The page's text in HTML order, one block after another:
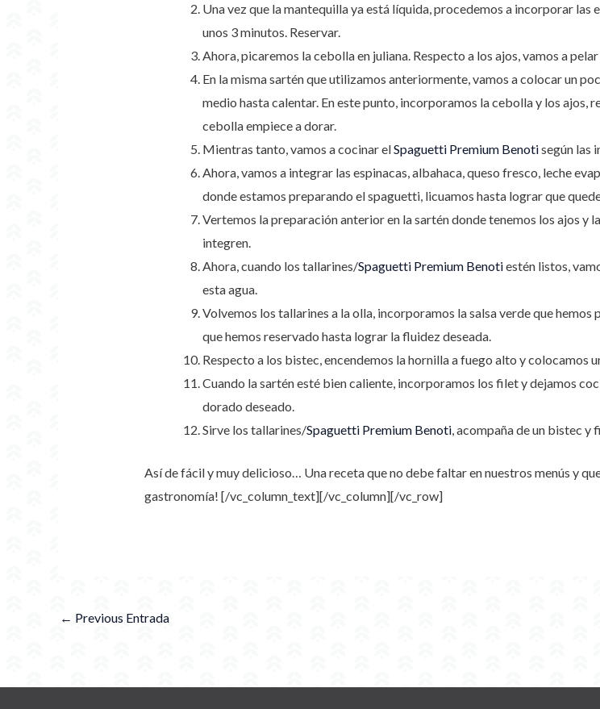
Una vez que la mantequilla ya está líquida, procedemos a incorporar las
unos 3 minutos. Reservar.
Ahora, picaremos la cebolla en juliana. Respecto a los ajos, vamos a
En la misma sartén que utilizamos anteriormente, vamos a colocar un
medio hasta calentar. En este punto, incorporamos la cebolla y los ajos,
cebolla empiece a dorar.
Mientras tanto, vamos a cocinar elSpaguetti Premium Benotisegún las
Ahora, vamos a integrar las espinacas, albahaca, queso fresco, leche
donde estamos preparando el spaguetti, licuamos hasta lograr que
Vertemos la preparación anterior en la sartén donde tenemos los ajos y
integren.
Ahora, cuando los tallarines/Spaguetti Premium Benotiestén listos,
esta agua.
Volvemos los tallarines a la olla, incorporamos la salsa verde que
que hemos reservado hasta lograr la fluidez deseada.
Respecto a los bistec, encendemos la hornilla a fuego alto y colocamos
Cuando la sartén esté bien caliente, incorporamos los filet y dejamos
dorado deseado.
Sirve los tallarines/Spaguetti Premium Benoti, acompaña de un bistec y
Así de fácil y muy delicioso… Una receta que no debe faltar en nuestros menús y
gastronomía! [/vc_column_text][/vc_column][/vc_row]
← Previous Entrada